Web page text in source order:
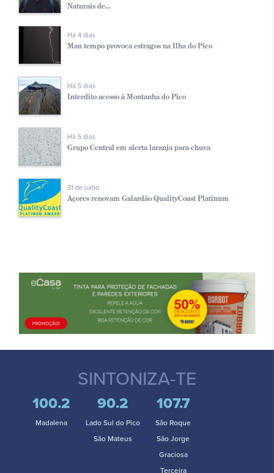
Naturais de...
Há 4 dias
Mau tempo provoca estragos na Ilha do Pico
Há 5 dias
Interdito acesso à Montanha do Pico
Há 5 dias
Grupo Central em alerta laranja para chuva
31 de julho
Açores renovam Galardão QualityCoast Platinum
SINTONIZA-TE
100.2
Madalena
90.2
Lado Sul do Pico
São Mateus
107.7
São Roque
São Jorge
Graciosa
Terceira